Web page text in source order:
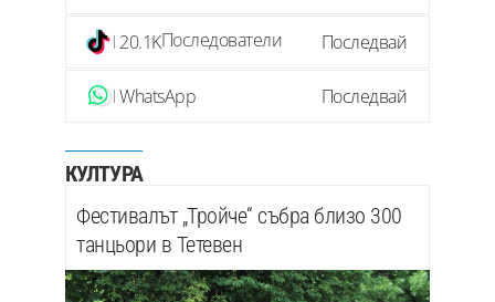
20.1KПоследователи Последвай
WhatsApp Последвай
КУЛТУРА
Фестивалът „Тройче“ събра близо 300
танцьори в Тетевен